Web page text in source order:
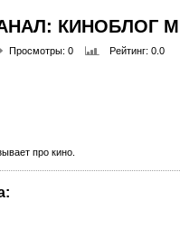
КИНОБЛОГ
Просмотры: 0 Рейтинг: 0.0
про кино.
: